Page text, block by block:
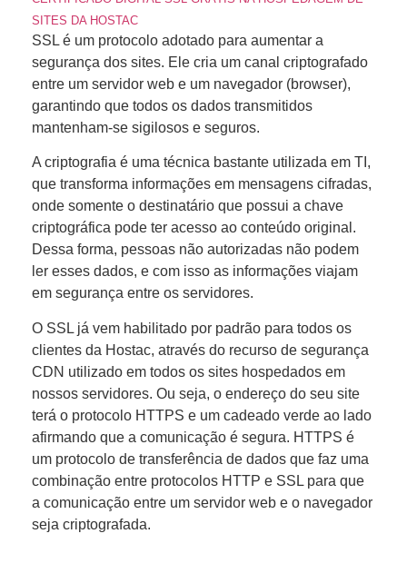
SITES DA HOSTAC
SSL é um protocolo adotado para aumentar a
segurança dos sites. Ele cria um canal criptografado
entre um servidor web e um navegador (browser),
garantindo que todos os dados transmitidos
mantenham-se sigilosos e seguros.
A criptografia é uma técnica bastante utilizada em TI,
que transforma informações em mensagens cifradas,
onde somente o destinatário que possui a chave
criptográfica pode ter acesso ao conteúdo original.
Dessa forma, pessoas não autorizadas não podem
ler esses dados, e com isso as informações viajam
em segurança entre os servidores.
O SSL já vem habilitado por padrão para todos os
clientes da Hostac, através do recurso de segurança
CDN utilizado em todos os sites hospedados em
nossos servidores. Ou seja, o endereço do seu site
terá o protocolo HTTPS e um cadeado verde ao lado
afirmando que a comunicação é segura. HTTPS é
um protocolo de transferência de dados que faz uma
combinação entre protocolos HTTP e SSL para que
a comunicação entre um servidor web e o navegador
seja criptografada.